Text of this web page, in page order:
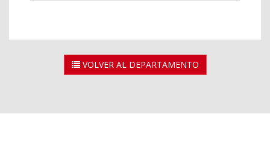
VOLVER AL DEPARTAMENTO